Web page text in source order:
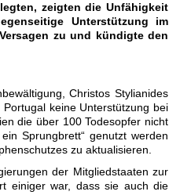
zeigten die Unfähigkeit
Unterstützung im
zu und kündigte den
Christos Stylianides
keine Unterstützung bei
die über 100 Todesopfer nicht
Sprungbrett“ genutzt werden
zu aktualisieren.
der Mitgliedstaaten zur
einiger war, dass sie auch die